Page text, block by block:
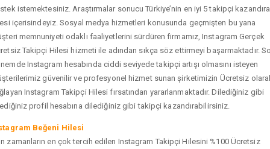
istemektesiniz. Araştırmalar sonucu Türkiye’nin en iyi 5 takipçi
içerisindeyiz. Sosyal medya hizmetleri konusunda geçmişten bu yana
memnuniyeti odaklı faaliyetlerini sürdüren firmamız, Instagram Gerçek
Takipçi Hilesi hizmeti ile adından sıkça söz ettirmeyi başarmaktadır.
Instagram hesabında ciddi seviyede takipçi artışı olmasını isteyen
güvenilir ve profesyonel hizmet sunan şirketimizin Ücretsiz
Instagram Takipçi Hilesi fırsatından yararlanmaktadır. Dilediğiniz gibi
profil hesabına dilediğiniz gibi takipçi kazandırabilirsiniz.
Beğeni Hilesi
zamanların en çok tercih edilen Instagram Takipçi Hilesini %100 Ücretsiz